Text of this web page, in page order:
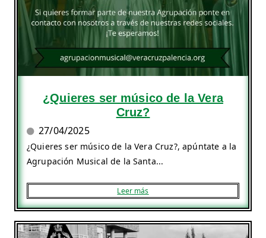
¿Quieres ser músico de la Vera
Cruz?
27/04/2025
¿Quieres ser músico de la Vera Cruz?, apúntate a la
Agrupación Musical de la Santa...
Leer más